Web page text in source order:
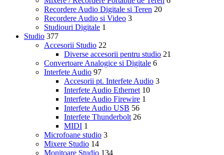
Recordere Audio Digitale si Teren 20
Recordere Audio si Video 3
Studiouri Digitale 1
Studio 377
Accesorii Studio 22
Diverse accesorii pentru studio 21
Convertoare Analogice si Digitale 6
Interfete Audio 97
Accesorii pt. Interfete Audio 3
Interfete Audio Ethernet 10
Interfete Audio Firewire 1
Interfete Audio USB 56
Interfete Thunderbolt 26
MIDI 1
Microfoane studio 3
Mixere Studio 14
Monitoare Studio 134